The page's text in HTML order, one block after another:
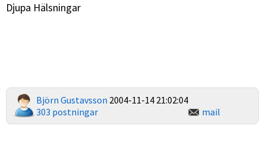
Djupa Hälsningar
Björn Gustavsson 2004-11-14 21:02:04
303 postningar
mail